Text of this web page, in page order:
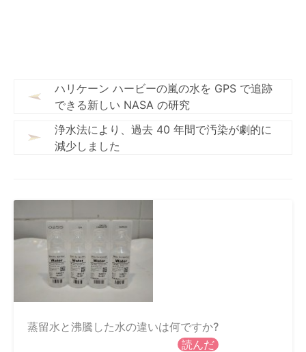
ハリケーン ハービーの嵐の水を GPS で追跡
できる新しい NASA の研究
浄水法により、過去 40 年間で汚染が劇的に
減少しました
蒸留水と沸騰した水の違いは何ですか?
読んだ